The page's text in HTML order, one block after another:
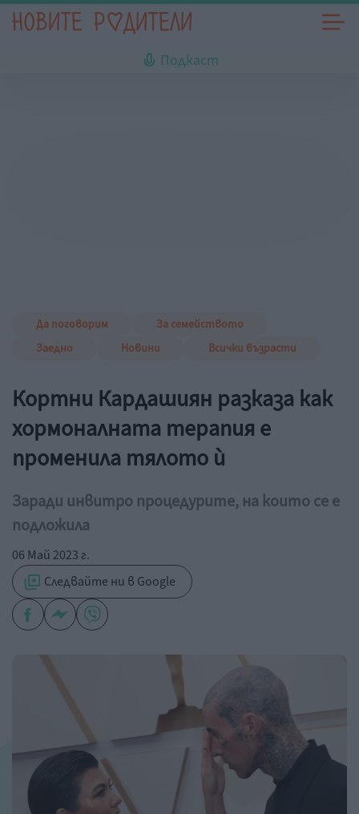
Подкаст
Да поговорим
За семейството
Заедно
Новини Всички възрасти
Кортни Кардашиян разказа как
хормоналната терапия е
променила тялото ѝ
Заради инвитро процедурите, на които се е
подложила
06 Май 2023 г.
Следвайте ни в Google